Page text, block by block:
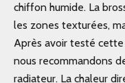
chiffon humide. La
les zones texturées,
Après avoir testé cette
nous recommandons
radiateur. La chaleur